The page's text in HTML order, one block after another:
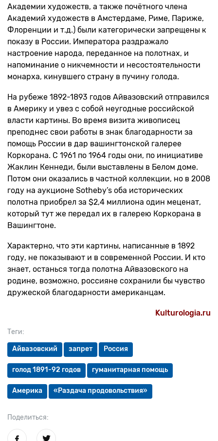
Теги:
Айвазовский запрет Россия
голод 1891-92 годов гуманитарная помощь
Америка «Раздача продовольствия»
Поделиться:
Академии художеств, а также почётного члена
Академий художеств в Амстердаме, Риме, Париже,
Флоренции и т.д.) были категорически запрещены к
показу в России. Императора раздражало
настроение народа, переданное на полотнах, и
напоминание о никчемности и несостоятельности
монарха, кинувшего страну в пучину голода.
На рубеже 1892-1893 годов Айвазовский отправился
в Америку и увез с собой неугодные российской
власти картины. Во время визита живописец
преподнес свои работы в знак благодарности за
помощь России в дар вашингтонской галерее
Коркорана. С 1961 по 1964 годы они, по инициативе
Жаклин Кеннеди, были выставлены в Белом доме.
Потом они оказались в частной коллекции, но в 2008
году на аукционе Sotheby’s оба исторических
полотна приобрел за $2,4 миллиона один меценат,
который тут же передал их в галерею Коркорана в
Вашингтоне.
Характерно, что эти картины, написанные в 1892
году, не показывают и в современной России. И кто
знает, останься тогда полотна Айвазовского на
родине, возможно, россияне сохранили бы чувство
дружеской благодарности американцам.
Kulturologia.ru